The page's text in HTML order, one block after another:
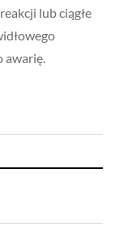
lub ciągłe
awarię.